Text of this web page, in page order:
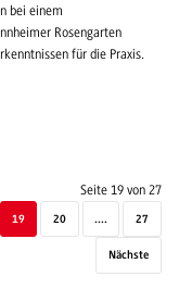
bei einem
Rosengarten
für die Praxis.
Seite 19 von 27
19 20 .... 27
Nächste